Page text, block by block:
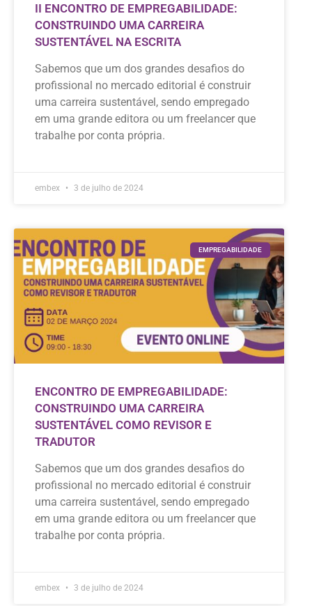
II ENCONTRO DE EMPREGABILIDADE:
CONSTRUINDO UMA CARREIRA
SUSTENTÁVEL NA ESCRITA
Sabemos que um dos grandes desafios do
profissional no mercado editorial é construir
uma carreira sustentável, sendo empregado
em uma grande editora ou um freelancer que
trabalhe por conta própria.
embex 3 de julho de 2024
EMPREGABILIDADE
ENCONTRO DE EMPREGABILIDADE:
CONSTRUINDO UMA CARREIRA
SUSTENTÁVEL COMO REVISOR E
TRADUTOR
Sabemos que um dos grandes desafios do
profissional no mercado editorial é construir
uma carreira sustentável, sendo empregado
em uma grande editora ou um freelancer que
trabalhe por conta própria.
embex 3 de julho de 2024